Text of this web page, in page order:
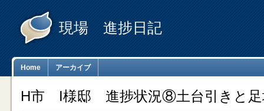
現場 進捗日記
Home アーカイブ
H市 I様邸 進捗状況⑧土台引きと足